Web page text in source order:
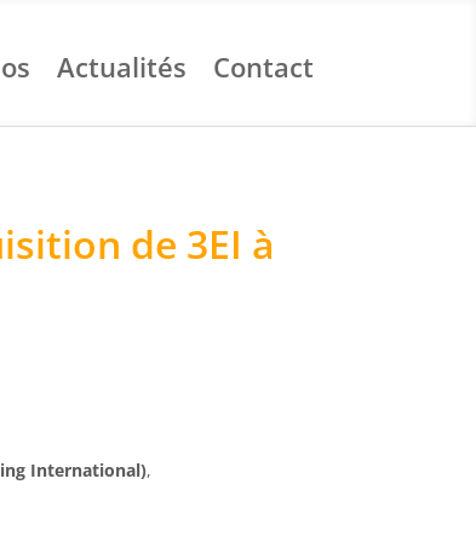
Actualités Contact
de 3EI à
International),